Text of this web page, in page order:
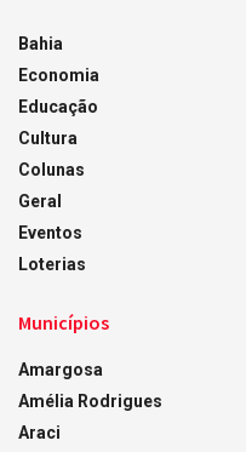
Bahia
Economia
Educação
Cultura
Colunas
Geral
Eventos
Loterias
Municípios
Amargosa
Amélia Rodrigues
Araci